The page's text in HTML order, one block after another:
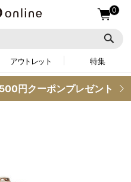
0
アウトレット 特集
円クーポンプレゼント